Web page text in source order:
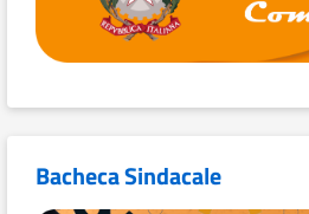
Bacheca Sindacale